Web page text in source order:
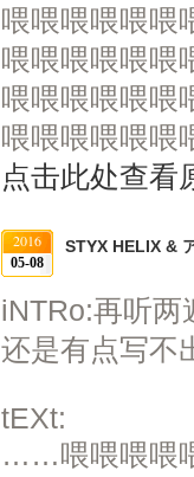
喂喂喂喂喂喂
喂喂喂喂喂喂
喂喂喂喂喂喂
喂喂喂喂喂喂
点击此处查看
2016
05-08
STYX HELIX &
iNTRo:再听
还是有点写不
tEXt:
……喂喂喂喂